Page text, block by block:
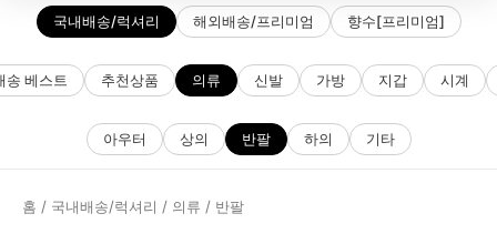
국내배송/럭셔리 해외배송/프리미엄 향수[프리미엄]
송 베스트 추천상품 의류 신발 가방 지갑 시계
아우터 상의 반팔 하의 기타
홈 / 국내배송/럭셔리 / 의류 / 반팔